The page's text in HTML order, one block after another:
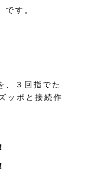
です。
、３回指でた
ッポと接続作